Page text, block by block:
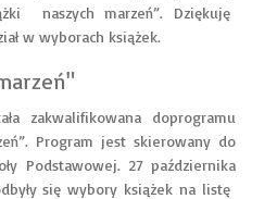
naszych marzeń”. Dziękuję
w wyborach książek.
zakwalifikowana doprogramu
Program jest skierowany do
Podstawowej. 27 października
się wybory książek na listę